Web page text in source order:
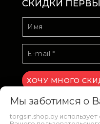
СКИДКИ
Мы заботимся о
torgsin.shop.by